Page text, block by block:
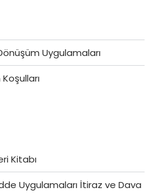
Uygulamaları
Kitabı
Uygulamaları İtiraz ve Dava